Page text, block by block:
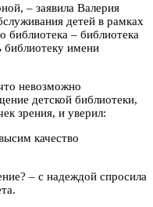
– заявила Валерия
детей в рамках
библиотека – библиотека
имени
невозможно
детской библиотеки,
зрения, и уверил:
качество
– с надеждой спросила